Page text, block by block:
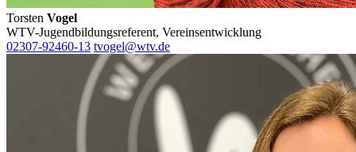
Torsten Vogel
WTV-Jugendbildungsreferent, Vereinsentwicklung
02307-92460-13 tvogel@wtv.de